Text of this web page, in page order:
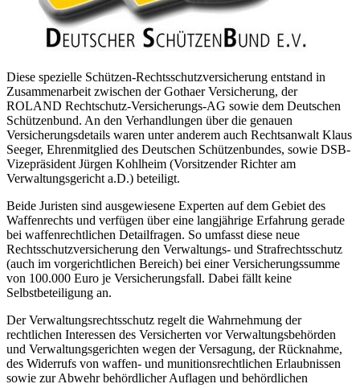
Diese spezielle Schützen-Rechtsschutzversicherung entstand in
Zusammenarbeit zwischen der Gothaer Versicherung, der
ROLAND Rechtschutz-Versicherungs-AG sowie dem Deutschen
Schützenbund. An den Verhandlungen über die genauen
Versicherungsdetails waren unter anderem auch Rechtsanwalt Klaus
Seeger, Ehrenmitglied des Deutschen Schützenbundes, sowie DSB-
Vizepräsident Jürgen Kohlheim (Vorsitzender Richter am
Verwaltungsgericht a.D.) beteiligt.
Beide Juristen sind ausgewiesene Experten auf dem Gebiet des
Waffenrechts und verfügen über eine langjährige Erfahrung gerade
bei waffenrechtlichen Detailfragen. So umfasst diese neue
Rechtsschutzversicherung den Verwaltungs- und Strafrechtsschutz
(auch im vorgerichtlichen Bereich) bei einer Versicherungssumme
von 100.000 Euro je Versicherungsfall. Dabei fällt keine
Selbstbeteiligung an.
Der Verwaltungsrechtsschutz regelt die Wahrnehmung der
rechtlichen Interessen des Versicherten vor Verwaltungsbehörden
und Verwaltungsgerichten wegen der Versagung, der Rücknahme,
des Widerrufs von waffen- und munitionsrechtlichen Erlaubnissen
sowie zur Abwehr behördlicher Auflagen und behördlichen